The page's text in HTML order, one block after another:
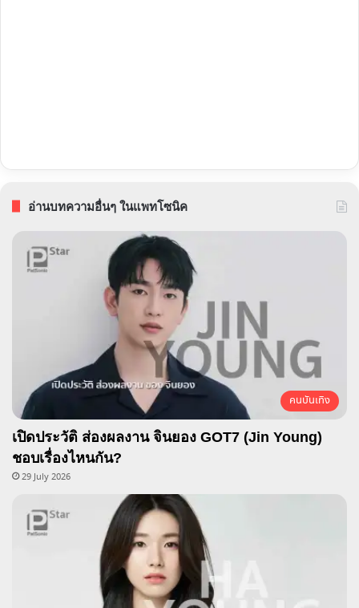
อ่านบทความอื่นๆ ในแพทโซนิค
คนบันเทิง
เปิดประวัติ ส่องผลงาน จินยอง GOT7 (Jin Young)
ชอบเรื่องไหนกัน?
29 July 2026